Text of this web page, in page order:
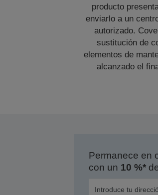
producto
enviarlo a un
autorizado.
sustitución de
elementos de
alcanzado el
Permanece en
con un 10 %*